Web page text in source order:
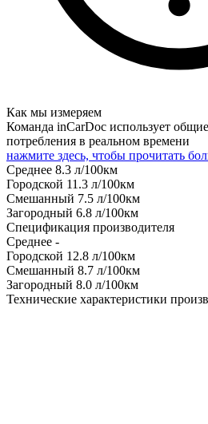
Как мы измеряем
Команда inCarDoc использует
потребления в реальном времени
нажмите здесь, чтобы прочитать
Среднее 8.3 л/100км
Городской 11.3 л/100км
Смешанный 7.5 л/100км
Загородный 6.8 л/100км
Спецификация производителя
Среднее -
Городской 12.8 л/100км
Смешанный 8.7 л/100км
Загородный 8.0 л/100км
Технические характеристики